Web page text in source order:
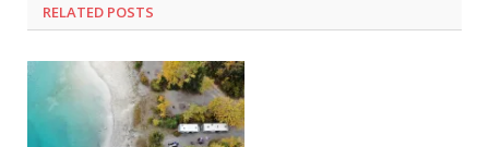
RELATED POSTS